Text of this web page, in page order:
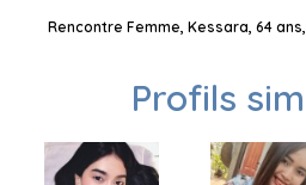
Rencontre Femme, Kessara, 64
Profils